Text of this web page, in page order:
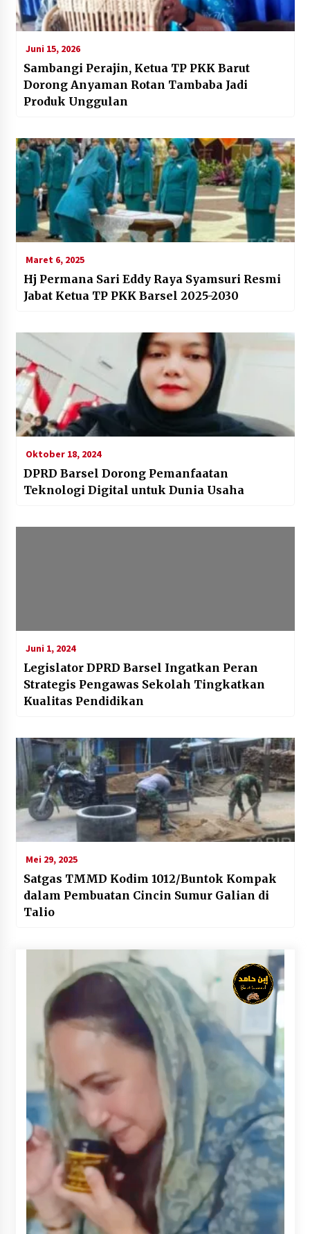
Juni 15, 2026
Sambangi Perajin, Ketua TP PKK Barut
Dorong Anyaman Rotan Tambaba Jadi
Produk Unggulan
Maret 6, 2025
Hj Permana Sari Eddy Raya Syamsuri Resmi
Jabat Ketua TP PKK Barsel 2025-2030
Oktober 18, 2024
DPRD Barsel Dorong Pemanfaatan
Teknologi Digital untuk Dunia Usaha
Juni 1, 2024
Legislator DPRD Barsel Ingatkan Peran
Strategis Pengawas Sekolah Tingkatkan
Kualitas Pendidikan
Mei 29, 2025
Satgas TMMD Kodim 1012/Buntok Kompak
dalam Pembuatan Cincin Sumur Galian di
Talio